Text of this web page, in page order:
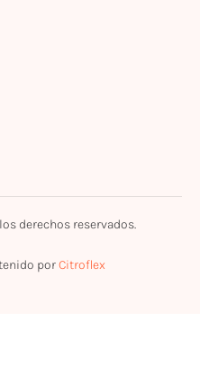
derechos reservados.
porCitroflex